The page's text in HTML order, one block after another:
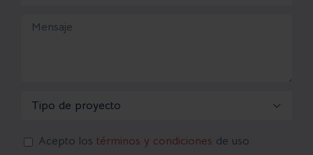

Acepto los términos y condiciones de uso.